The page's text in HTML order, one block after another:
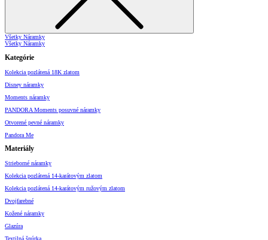
Všetky Náramky
Všetky Náramky
Kategórie
Kolekcia pozlátená 18K zlatom
Disney náramky
Moments náramky
PANDORA Moments posuvné náramky
Otvorené pevné náramky
Pandora Me
Materiály
Strieborné náramky
Kolekcia pozlátená 14-karátovým zlatom
Kolekcia pozlátená 14-karátovým ružovým zlatom
Dvojfarebné
Kožené náramky
Glazúra
Textilná šnúrka